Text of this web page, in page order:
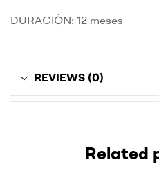
DURACIÓN: 12 meses
REVIEWS (0)
Related